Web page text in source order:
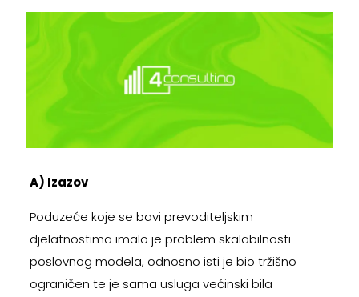
A) Izazov
Poduzeće koje se bavi prevoditeljskim
djelatnostima imalo je problem skalabilnosti
poslovnog modela, odnosno isti je bio tržišno
ograničen te je sama usluga većinski bila